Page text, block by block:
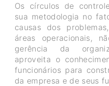
Os círculos de
sua metodologia no
causas dos
áreas operacionais,
gerência da
aproveita o
funcionários para
da empresa e de seus